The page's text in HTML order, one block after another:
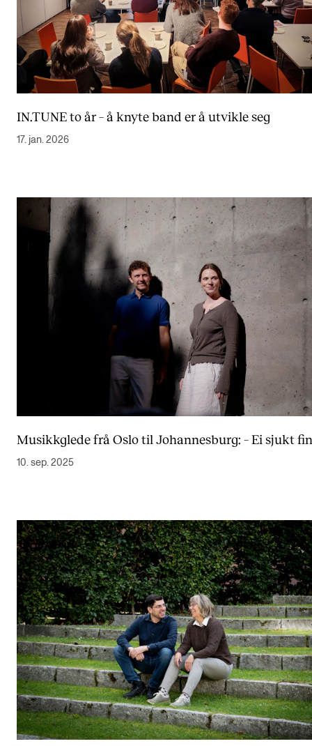
IN.TUNE to år – å knyte band er å utvikle seg
17. jan. 2026
Musikkglede frå Oslo til Johannesburg: – Ei sjukt
10. sep. 2025